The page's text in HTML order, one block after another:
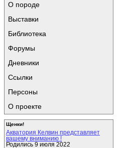
О породе
Выставки
Библиотека
Форумы
Дневники
Ссылки
Персоны
О проекте
Щенки!
Акватория Келвин представляет
вашему вниманию !
Родились 9 июля 2022